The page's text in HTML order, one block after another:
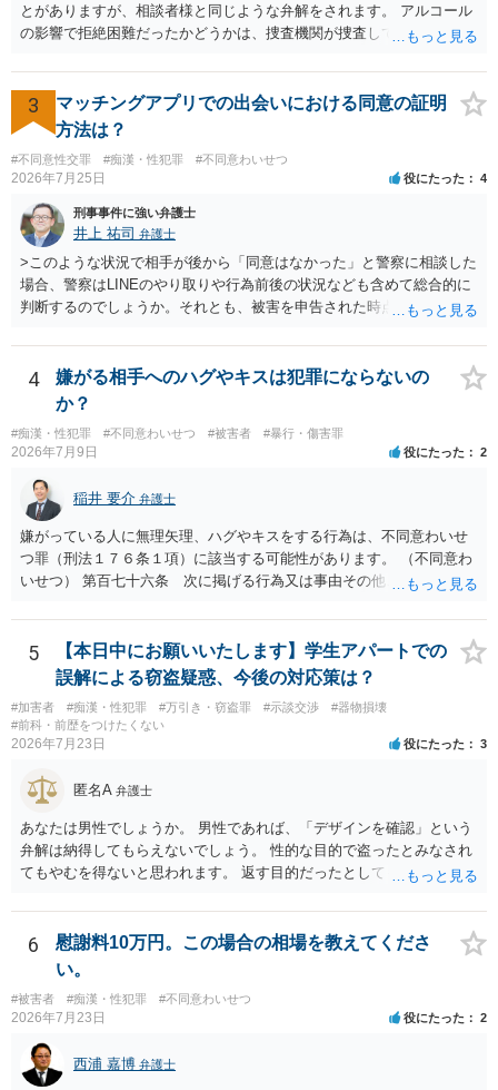
とがありますが、相談者様と同じような弁解をされます。 アルコール
の影響で拒絶困難だったかどうかは、捜査機関が捜査して判断するこ
分かりません。 また、拒絶困難であったとしても、それについて相談
者様に認識がなければ、「故意」がないという判断になることもあり
ます。 相談者様はあくまで「アルコールの影響はない」「完全なる同
意であった」とのお立場ですので、現時点で、対応できることはない
のではないでしょうか？（同意してたよねと言っても火に油をそそぐ
だけになりかねません。） そのため、現時点でこれ以上アドバイスで
きることはないとなります。これで回答を終わります。
3
マッチングアプリでの出会いにおける同意の証明
方法は？
#不同意性交罪 #痴漢・性犯罪 #不同意わいせつ
2026年7月25日 役にたった 4
刑事事件に強い弁護士
井上 祐司 弁護士
>このような状況で相手が後から「同意はなかった」と警察に相談した
場合、警察はLINEのやり取りや行為前後の状況なども含めて総合的に
判断するのでしょうか。それとも、被害を申告された時点で私がかな
の（不起訴事案）を含めて数件経験していますが、いずれも警察の対
応は前者です。 特に近年は、いわゆる異性間のトラブルから報復的
に不同意性交・不同意わいせつの罪の被害届が出される事案が頻発し
ており、警察も闇雲な逮捕をしないよう慎重になっているため、まず
は前後のＬＩＮＥやInstagram等の履歴をすべて統括的に縦覧して、
「被害者の被害申告内容が本当に信用できるものか」を見極めてから
動くようになっていると感じます。
4
嫌がる相手へのハグやキスは犯罪にならないの
か？
#痴漢・性犯罪 #不同意わいせつ #被害者 #暴行・傷害罪
2026年7月9日 役にたった 2
稲井 要介 弁護士
嫌がっている人に無理矢理、ハグやキスをする行為は、不同意わいせ
つ罪（刑法１７６条１項）に該当する可能性があります。 （不同意わ
いせつ） 第百七十六条 次に掲げる行為又は事由その他これらに類す
うすることが困難な状態にさせ又はその状態にあることに乗じて、わ
いせつな行為をした者は、婚姻関係の有無にかかわらず、六月以上十
年以下の拘禁刑に処する。 一 暴行若しくは脅迫を用いること又はそ
れらを受けたこと。 二 心身の障害を生じさせること又はそれがある
こと。 三 アルコール若しくは薬物を摂取させること又はそれらの影
響があること。 四 睡眠その他の意識が明瞭でない状態にさせること
全うするいとまがないこと。 六 予想と異なる事態に直面させて恐怖
させ、若しくは驚愕がくさせること又はその事態に直面して恐怖し、
若しくは驚愕していること。 七 虐待に起因する心理的反応を生じさ
せること又はそれがあること。 八 経済的又は社会的関係上の地位に
基づく影響力によって受ける不利益を憂慮させること又はそれを憂慮
5
【本日中にお願いいたします】学生アパートでの
誤解による窃盗疑惑、今後の対応策は？
#加害者 #痴漢・性犯罪 #万引き・窃盗罪 #示談交渉
#器物損壊
#前科・前歴をつけたくない
2026年7月23日 役にたった 3
匿名A 弁護士
あなたは男性でしょうか。 男性であれば、「デザインを確認」という
弁解は納得してもらえないでしょう。 性的な目的で盗ったとみなされ
てもやむを得ないと思われます。 返す目的だったとしても、性的な目
法領得の意思は発現しており、窃盗の既遂罪は成立し得まると思われ
ます。 元の場所に戻したのは、前述の目的を遂行する関係上、ばれな
いように戻したと評価されることになるのではないかと思います。 防
犯カメラに写っているのがあなたなのかは不明ですが、極めて深刻な
事態になっているのは確かです。お早目にご両親などとも相談して、
弁護士を依頼の上、示談の方向で動かれるのがよろしいかと思いま
す。
6
慰謝料10万円。この場合の相場を教えてくださ
い。
#被害者 #痴漢・性犯罪 #不同意わいせつ
2026年7月23日 役にたった 2
西浦 嘉博 弁護士